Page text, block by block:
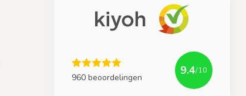
960 beoordelingen
9.4/10